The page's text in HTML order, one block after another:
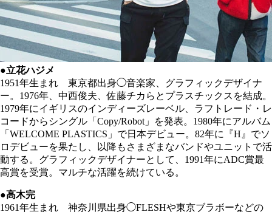
●立花ハジメ
1951年生まれ 東京都出身◯音楽家、グラフィックデザイナ
ー。1976年、中西俊夫、佐藤チカらとプラスチックスを結成。
1979年にイギリスのインディーズレーベル、ラフトレード・レ
コードからシングル「Copy/Robot」を発表。1980年にアルバム
「WELCOME PLASTICS」で日本デビュー。82年に『H』でソ
ロデビューを果たし、以降もさまざまなバンドやユニットで活
動する。グラフィックデザイナーとして、1991年にADC賞最
高賞を受賞。マルチな活躍を続けている。
●高木完
1961年生まれ 神奈川県出身◯FLESHや東京ブラボーなどの